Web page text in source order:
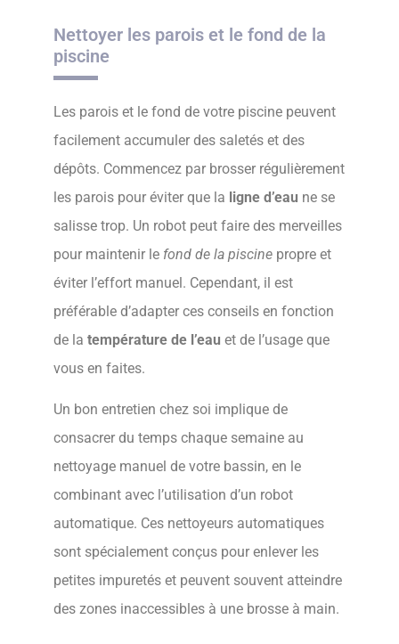
Nettoyer les parois et le fond de la
piscine
Les parois et le fond de votre piscine peuvent
facilement accumuler des saletés et des
dépôts. Commencez par brosser régulièrement
les parois pour éviter que la ligne d’eau ne se
salisse trop. Un robot peut faire des merveilles
pour maintenir le fond de la piscine propre et
éviter l’effort manuel. Cependant, il est
préférable d’adapter ces conseils en fonction
de la température de l’eau et de l’usage que
vous en faites.
Un bon entretien chez soi implique de
consacrer du temps chaque semaine au
nettoyage manuel de votre bassin, en le
combinant avec l’utilisation d’un robot
automatique. Ces nettoyeurs automatiques
sont spécialement conçus pour enlever les
petites impuretés et peuvent souvent atteindre
des zones inaccessibles à une brosse à main.